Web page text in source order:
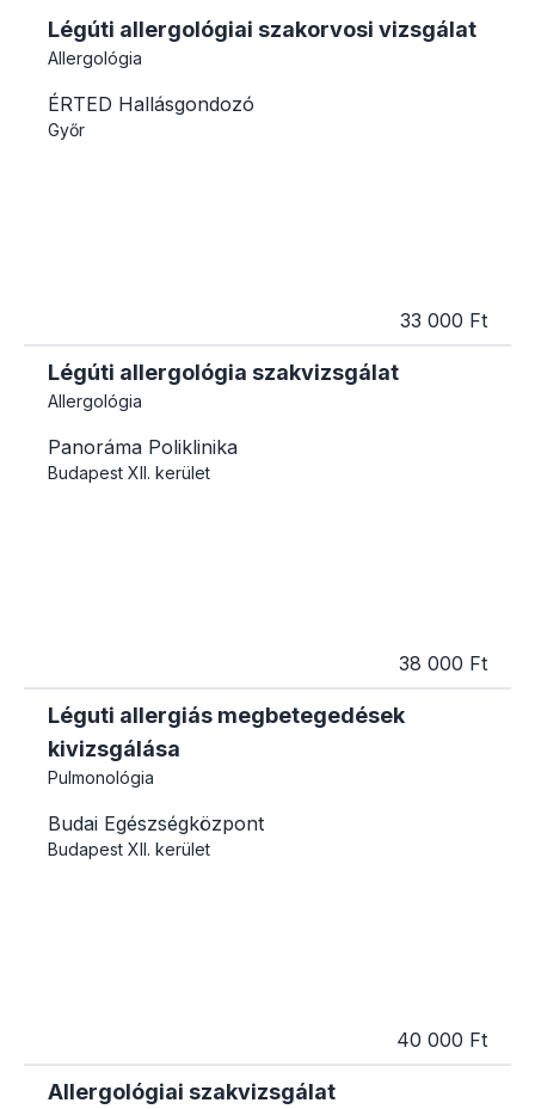
Légúti allergológiai szakorvosi vizsgálat
Allergológia
ÉRTED Hallásgondozó
Győr
33 000 Ft
Légúti allergológia szakvizsgálat
Allergológia
Panoráma Poliklinika
Budapest XII. kerület
38 000 Ft
Léguti allergiás megbetegedések
kivizsgálása
Pulmonológia
Budai Egészségközpont
Budapest XII. kerület
40 000 Ft
Allergológiai szakvizsgálat